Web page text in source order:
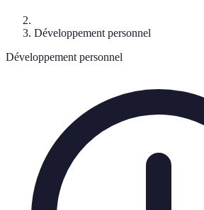
Développement personnel
Développement personnel